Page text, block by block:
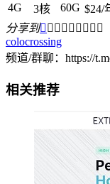
4G
3核 60G $24/
分享到        
colocrossing
频道/群聊：https://
相关推荐